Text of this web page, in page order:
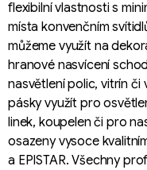
s
u
flexibilní vlastnosti s
místa konvenčním
můžeme využít na
hranové nasvícení
nasvětlení polic, vitrín či
pásky využít pro
linek, koupelen či pro
osazeny vysoce
a EPISTAR. Všechny